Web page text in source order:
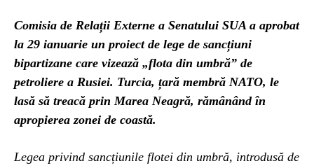
Comisia de Relații Externe a Senatului SUA a aprobat
la 29 ianuarie un proiect de lege de sancțiuni
bipartizane care vizează „flota din umbră” de
petroliere a Rusiei. Turcia, țară membră NATO, le
lasă să treacă prin Marea Neagră, rămânând în
apropierea zonei de coastă.
Legea privind sancțiunile flotei din umbră, introdusă de